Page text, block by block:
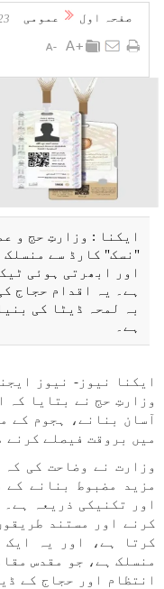
صفحہ اول عمومی 2026
ایکنا : وزارتِ حج و
"نسک" کارڈ سے منسلک
اور ابھرتی ہوئی
ہے۔ یہ اقدام حجاج
بہ لمحہ ڈیٹا کی
ہے۔
ایکنا نیوز- نیوز
وزارتِ حج نے بتایا کہ
آسان بنانے، ہجوم کے
میں بروقت فیصلے کرنے
وزارت نے وضاحت کی
مزید مضبوط بنانے
اور تکنیکی ذریعہ
کرنے اور مستند
کرتا ہے، اور یہ ایک
منسلک ہے، جو مقدس
انتظام اور حجاج کے